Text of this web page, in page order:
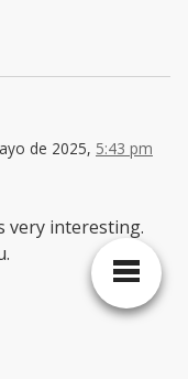
de 2025, 5:43 pm
very interesting.